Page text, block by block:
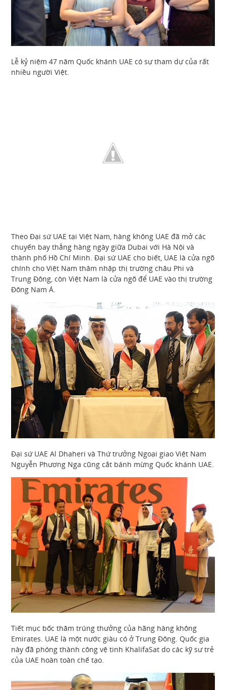
Lễ kỷ niệm 47 năm Quốc khánh UAE có sự tham dự của rất
nhiều người Việt.
Theo Đại sứ UAE tại Việt Nam, hàng không UAE đã mở các
chuyến bay thẳng hàng ngày giữa Dubai với Hà Nội và
thành phố Hồ Chí Minh. Đại sứ UAE cho biết, UAE là cửa ngõ
chính cho Việt Nam thâm nhập thị trường châu Phi và
Trung Đông, còn Việt Nam là cửa ngõ để UAE vào thị trường
Đông Nam Á.
Đại sứ UAE Al Dhaheri và Thứ trưởng Ngoại giao Việt Nam
Nguyễn Phương Nga cũng cắt bánh mừng Quốc khánh UAE.
Tiết mục bốc thăm trúng thưởng của hãng hàng không
Emirates. UAE là một nước giàu có ở Trung Đông. Quốc gia
này đã phóng thành công vệ tinh KhalifaSat do các kỹ sư trẻ
của UAE hoàn toàn chế tạo.